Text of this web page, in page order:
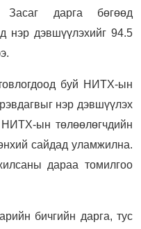
Засаг дарга бөгөөд
нэр дэвшүүлэхийг 94.5
буй НИТХ-ын
нэр дэвшүүлэх
ын төлөөлөгчдийн
сайдад уламжилна.
дараа томилгоо
бичгийн дарга, тус